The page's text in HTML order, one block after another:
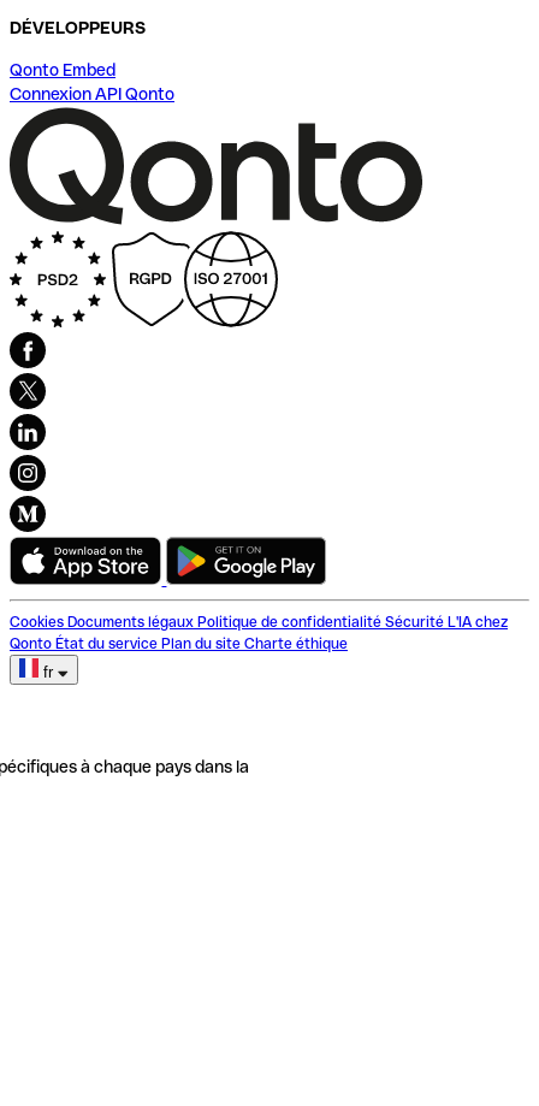
DÉVELOPPEURS
Qonto Embed
Connexion API Qonto
Cookies Documents légaux Politique de confidentialité Sécurité L'IA chez
Qonto État du service Plan du site Charte éthique
fr
à chaque pays dans la